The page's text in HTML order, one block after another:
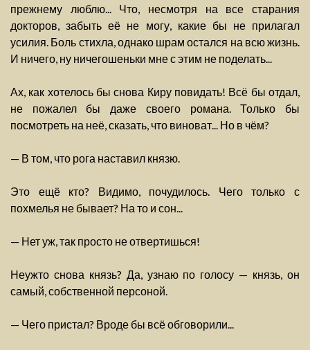
прежнему люблю... Что, несмотря на все старания
докторов, забыть её не могу, какие бы не прилагал
усилия. Боль стихла, однако шрам остался на всю жизнь.
И ничего, ну ничегошеньки мне с этим не поделать...
Ах, как хотелось бы снова Киру повидать! Всё бы отдал,
не пожалел бы даже своего романа. Только бы
посмотреть на неё, сказать, что виноват... Но в чём?
— В том, что рога наставил князю.
Это ещё кто? Видимо, почудилось. Чего только с
похмелья не бывает? На то и сон...
— Нет уж, так просто не отвертишься!
Неужто снова князь? Да, узнаю по голосу — князь, он
самый, собственной персоной.
— Чего пристал? Вроде бы всё обговорили...